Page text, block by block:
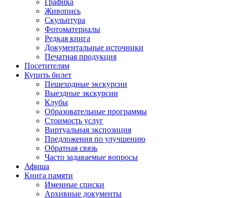
Графика
Живопись
Скульптура
Фотоматериалы
Редкая книга
Документальные источники
Печатная продукция
Посетителям
Купить билет
Пешеходные экскурсии
Выездные экскурсии
Клубы
Образовательные программы
Стоимость услуг
Виртуальная экспозиция
Предложения по улучшению
Обратная связь
Часто задаваемые вопросы
Афиша
Книга памяти
Именные списки
Архивные документы